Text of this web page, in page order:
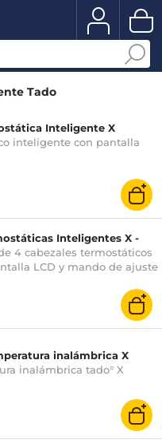
Tado
Inteligente X
inteligente con pantalla
Inteligentes X -
4 cabezales termostáticos
LCD y mando de ajuste
inalámbrica X
inalámbrica tado° X